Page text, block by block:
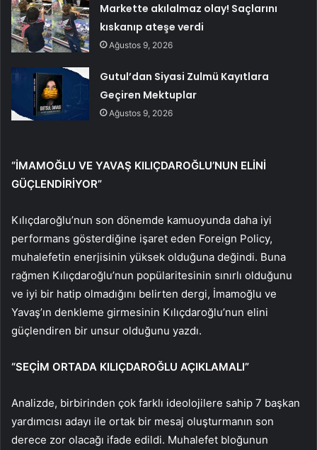
Markette akılalmaz olay! Saçlarını
kıskanıp ateşe verdi
Ağustos 9, 2026
Gutul’dan Siyasi Zulmü Kayıtlara
Geçiren Mektuplar
Ağustos 9, 2026
“İMAMOĞLU VE YAVAŞ KILIÇDAROĞLU’NUN ELİNİ
GÜÇLENDİRİYOR”
Kılıçdaroğlu’nun son dönemde kamuoyunda daha iyi
performans gösterdiğine işaret eden Foreign Policy,
muhalefetin enerjisinin yüksek olduğuna değindi. Buna
rağmen Kılıçdaroğlu’nun popülaritesinin sınırlı olduğunu
ve iyi bir hatip olmadığını belirten dergi, İmamoğlu ve
Yavaş’ın denkleme girmesinin Kılıçdaroğlu’nun elini
güçlendiren bir unsur olduğunu yazdı.
“SEÇİM ORTADA KILIÇDAROĞLU AÇIKLAMALI”
Analizde, birbirinden çok farklı ideolojilere sahip 7 başkan
yardımcısı adayı ile ortak bir mesaj oluşturmanın son
derece zor olacağı ifade edildi. Muhalefet bloğunun